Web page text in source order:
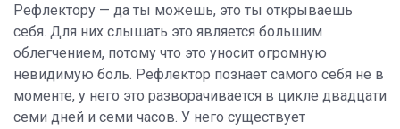
Рефлектору — да ты можешь, это ты открываешь
себя. Для них слышать это является большим
облегчением, потому что это уносит огромную
невидимую боль. Рефлектор познает самого себя не в
моменте, у него это разворачивается в цикле двадцати
семи дней и семи часов. У него существует